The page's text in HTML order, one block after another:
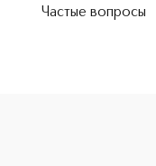
Частые вопросы